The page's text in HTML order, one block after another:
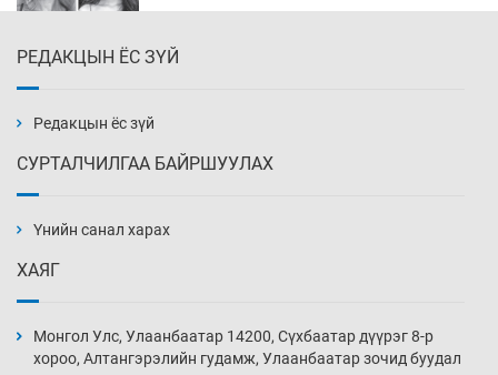
Өчигдөр 14 цаг 00 мин
нэмэгджээ
Өчигдөр 13 цаг 30 мин
РЕДАКЦЫН ЁС ЗҮЙ
Редакцын ёс зүй
СУРТАЛЧИЛГАА БАЙРШУУЛАХ
Үнийн санал харах
ХАЯГ
Монгол Улс, Улаанбаатар 14200, Сүхбаатар дүүрэг 8-р
хороо, Алтангэрэлийн гудамж, Улаанбаатар зочид буудал